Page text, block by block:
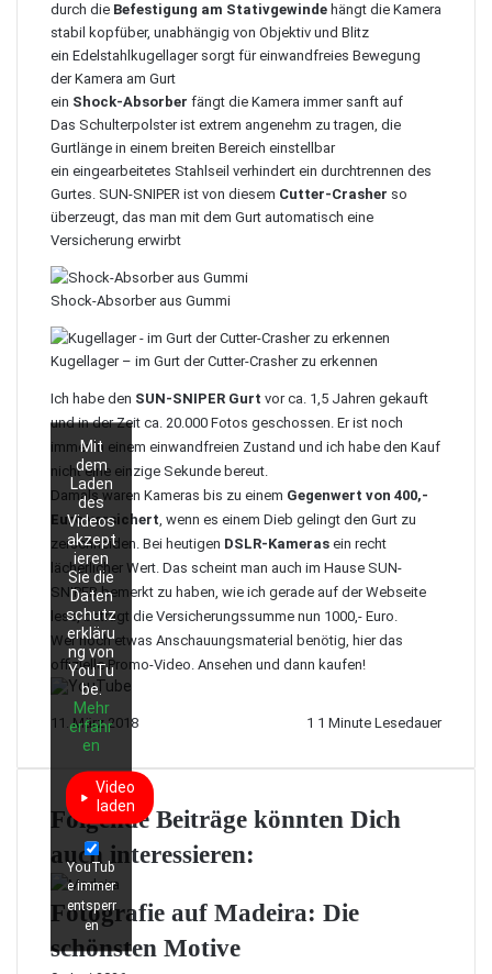
durch die Befestigung am Stativgewinde hängt die Kamera
stabil kopfüber, unabhängig von Objektiv und Blitz
ein Edelstahlkugellager sorgt für einwandfreies Bewegung
der Kamera am Gurt
ein Shock-Absorber fängt die Kamera immer sanft auf
Das Schulterpolster ist extrem angenehm zu tragen, die
Gurtlänge in einem breiten Bereich einstellbar
ein eingearbeitetes Stahlseil verhindert ein durchtrennen des
Gurtes. SUN-SNIPER ist von diesem Cutter-Crasher so
überzeugt, das man mit dem Gurt automatisch eine
Versicherung erwirbt
Shock-Absorber aus Gummi
Kugellager – im Gurt der Cutter-Crasher zu erkennen
Ich habe den SUN-SNIPER Gurt vor ca. 1,5 Jahren gekauft
und in der Zeit ca. 20.000 Fotos geschossen. Er ist noch
immer in einem einwandfreien Zustand und ich habe den Kauf
nicht eine einzige Sekunde bereut.
Damals waren Kameras bis zu einem Gegenwert von 400,-
Euro versichert, wenn es einem Dieb gelingt den Gurt zu
zerschneiden. Bei heutigen DSLR-Kameras ein recht
lächerlicher Wert. Das scheint man auch im Hause SUN-
SNIPER bemerkt zu haben, wie ich gerade auf der Webseite
lese, beträgt die Versicherungssumme nun 1000,- Euro.
Wer noch etwas Anschauungsmaterial benötig, hier das
offizielle Promo-Video. Ansehen und dann kaufen!
Mit
dem
Laden
des
Videos
akzept
ieren
Sie die
Daten
schutz
erkläru
ng von
YouTu
be.
Mehr
erfahr
en
Video
laden
YouTub
e immer
entsperr
en
11. März 2018 1 1 Minute Lesedauer
Folgende Beiträge könnten Dich
auch interessieren:
Fotografie auf Madeira: Die
schönsten Motive